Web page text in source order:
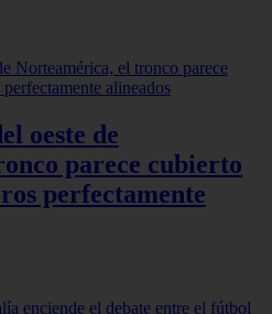
oeste de
parece cubierto
perfectamente